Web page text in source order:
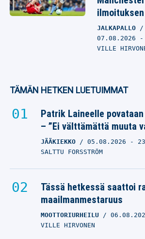
JALKAPALLO
07.08.2026 -
VILLE
TÄMÄN HETKEN LUETUIMMAT
Patrik Laineelle
– ”Ei välttämättä muuta
JÄÄKIEKKO 05.08.2026 -
SALTTU FORSSTRÖM
Tässä hetkessä saattoi
maailmanmestaruus
MOOTTORIURHEILU
VILLE HIRVONEN